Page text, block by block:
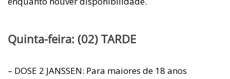
Quinta-feira: (02) TARDE
– DOSE 2 JANSSEN: Para maiores de 18 anos